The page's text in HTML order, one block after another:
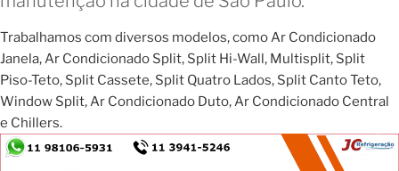
Trabalhamos com diversos modelos, como Ar Condicionado
Janela, Ar Condicionado Split, Split Hi-Wall, Multisplit, Split
Piso-Teto, Split Cassete, Split Quatro Lados, Split Canto Teto,
Window Split, Ar Condicionado Duto, Ar Condicionado Central
e Chillers.